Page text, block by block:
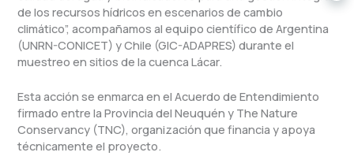
de los recursos hídricos en escenarios de cambio
climático”, acompañamos al equipo científico de Argentina
(UNRN-CONICET) y Chile (GIC-ADAPRES) durante el
muestreo en sitios de la cuenca Lácar.
Esta acción se enmarca en el Acuerdo de Entendimiento
firmado entre la Provincia del Neuquén y The Nature
Conservancy (TNC), organización que financia y apoya
técnicamente el proyecto.